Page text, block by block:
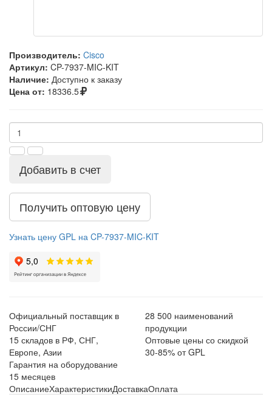
Производитель: Cisco
Артикул: CP-7937-MIC-KIT
Наличие: Доступно к заказу
Цена от: 18336.5
Добавить в счет
Получить оптовую цену
Узнать цену GPL на CP-7937-MIC-KIT
Официальный поставщик в
России/СНГ
28 500 наименований
продукции
15 складов в РФ, СНГ,
Европе, Азии
Оптовые цены со скидкой
30-85% от GPL
Гарантия на оборудование
15 месяцев
ОписаниеХарактеристикиДоставкаОплата